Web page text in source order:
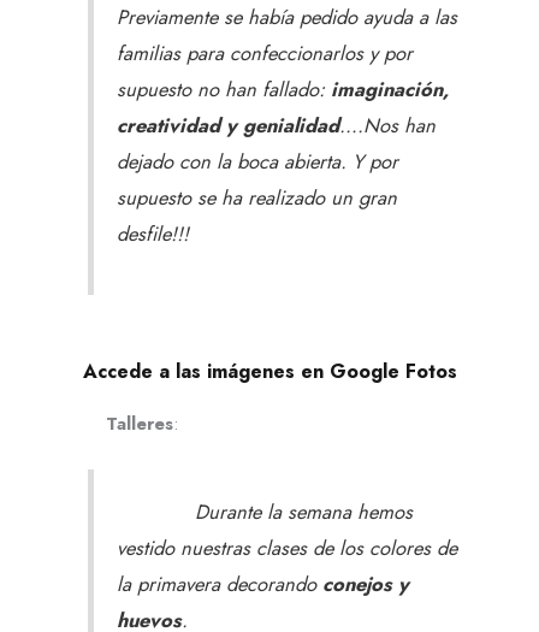
Previamente se había pedido ayuda a las
familias para confeccionarlos y por
supuesto no han fallado: imaginación,
creatividad y genialidad….Nos han
dejado con la boca abierta. Y por
supuesto se ha realizado un gran
desfile!!!
Accede a las imágenes en Google Fotos
Talleres:
Durante la semana hemos
vestido nuestras clases de los colores de
la primavera decorando conejos y
huevos.